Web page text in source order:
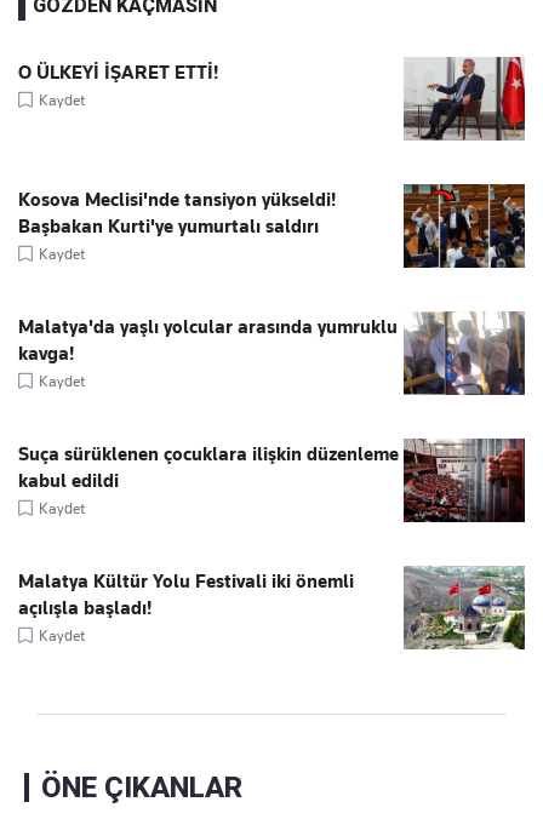
GÖZDEN KAÇMASIN
O ÜLKEYİ İŞARET ETTİ!
Kaydet
Kosova Meclisi'nde tansiyon yükseldi!
Başbakan Kurti'ye yumurtalı saldırı
Kaydet
Malatya'da yaşlı yolcular arasında yumruklu
kavga!
Kaydet
Suça sürüklenen çocuklara ilişkin düzenleme
kabul edildi
Kaydet
Malatya Kültür Yolu Festivali iki önemli
açılışla başladı!
Kaydet
ÖNE ÇIKANLAR